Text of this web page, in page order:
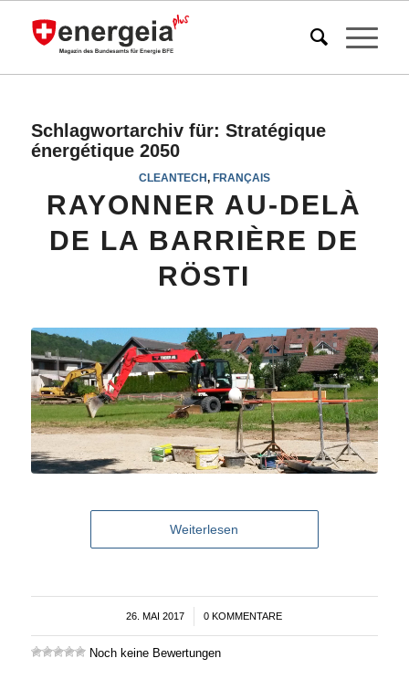
Schlagwortarchiv für: Stratégique
énergétique 2050
CLEANTECH, FRANÇAIS
RAYONNER AU-DELÀ
DE LA BARRIÈRE DE
RÖSTI
Weiterlesen
26. MAI 2017
/ 0 KOMMENTARE
Noch keine Bewertungen